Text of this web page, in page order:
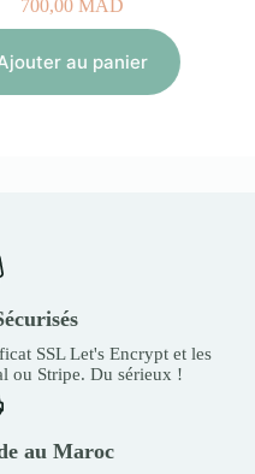
700,00MAD
au panier
SSL Let's Encrypt et les
ou Stripe. Du sérieux !
au Maroc